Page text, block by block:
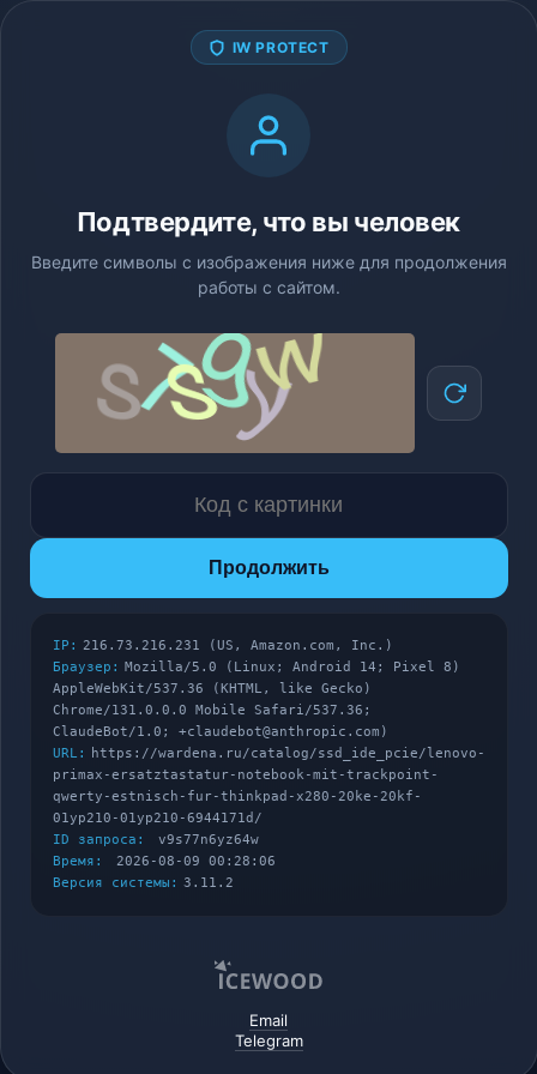
IW PROTECT
Подтвердите, что вы человек
Введите символы с изображения ниже для продолжения
работы с сайтом.
Продолжить
IP: 216.73.216.231 (US, Amazon.com, Inc.)
Браузер: Mozilla/5.0 (Linux; Android 14; Pixel 8)
AppleWebKit/537.36 (KHTML, like Gecko)
Chrome/131.0.0.0 Mobile Safari/537.36;
ClaudeBot/1.0; +claudebot@anthropic.com)
URL:
https://wardena.ru/catalog/ssd_ide_pcie/lenovo-
primax-ersatztastatur-notebook-mit-trackpoint-
qwerty-estnisch-fur-thinkpad-x280-20ke-20kf-
01yp210-01yp210-6944171d/
ID запроса:
v9s77n6yz64w
Время:
2026-08-09 00:28:06
Версия системы: 3.11.2
Email
Telegram